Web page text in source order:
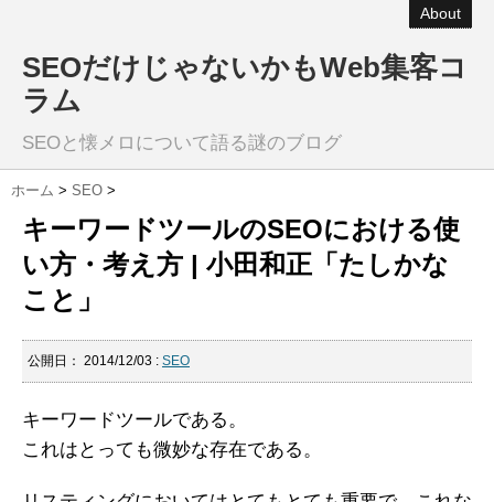
About
SEOだけじゃないかもWeb集客コ
ラム
SEOと懐メロについて語る謎のブログ
ホーム > SEO >
キーワードツールのSEOにおける使
い方・考え方 | 小田和正「たしかな
こと」
公開日： 2014/12/03 : SEO
キーワードツールである。
これはとっても微妙な存在である。